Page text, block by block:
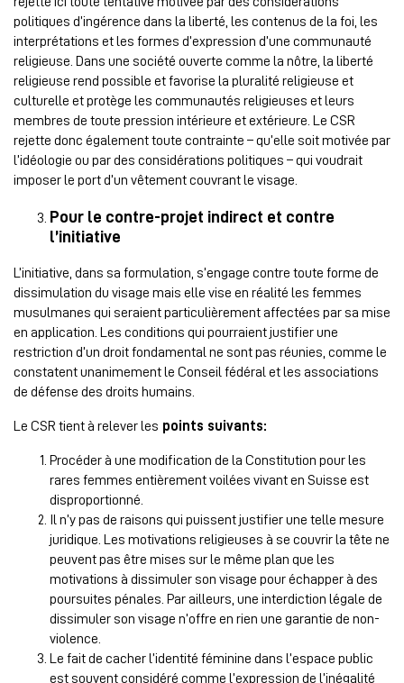
politiques d’ingérence dans la liberté, les contenus de la foi, les
interprétations et les formes d’expression d’une communauté
religieuse. Dans une société ouverte comme la nôtre, la liberté
religieuse rend possible et favorise la pluralité religieuse et
culturelle et protège les communautés religieuses et leurs
membres de toute pression intérieure et extérieure. Le CSR
rejette donc également toute contrainte – qu’elle soit motivée par
l’idéologie ou par des considérations politiques – qui voudrait
imposer le port d’un vêtement couvrant le visage.
Pour le contre-projet indirect et contre
l’initiative
L’initiative, dans sa formulation, s’engage contre toute forme de
dissimulation du visage mais elle vise en réalité les femmes
musulmanes qui seraient particulièrement affectées par sa mise
en application. Les conditions qui pourraient justifier une
restriction d’un droit fondamental ne sont pas réunies, comme le
constatent unanimement le Conseil fédéral et les associations
de défense des droits humains.
Le CSR tient à relever les points suivants:
Procéder à une modification de la Constitution pour les
rares femmes entièrement voilées vivant en Suisse est
disproportionné.
Il n’y pas de raisons qui puissent justifier une telle mesure
juridique. Les motivations religieuses à se couvrir la tête ne
peuvent pas être mises sur le même plan que les
motivations à dissimuler son visage pour échapper à des
poursuites pénales. Par ailleurs, une interdiction légale de
dissimuler son visage n’offre en rien une garantie de non-
violence.
Le fait de cacher l’identité féminine dans l’espace public
est souvent considéré comme l’expression de l’inégalité